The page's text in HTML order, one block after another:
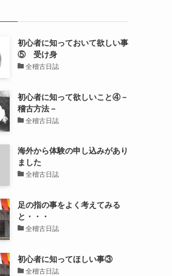
初心者に知っておいて欲しい事
⑤ 受け身
全稽古日誌
初心者に知って欲しいこと④－
稽古方法－
全稽古日誌
海外から体験の申し込みがあり
ました
全稽古日誌
足の指の事をよく考えてみる
と・・・
全稽古日誌
初心者に知ってほしい事③
全稽古日誌